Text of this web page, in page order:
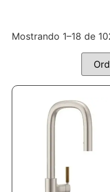
Mostrando 1–18 de